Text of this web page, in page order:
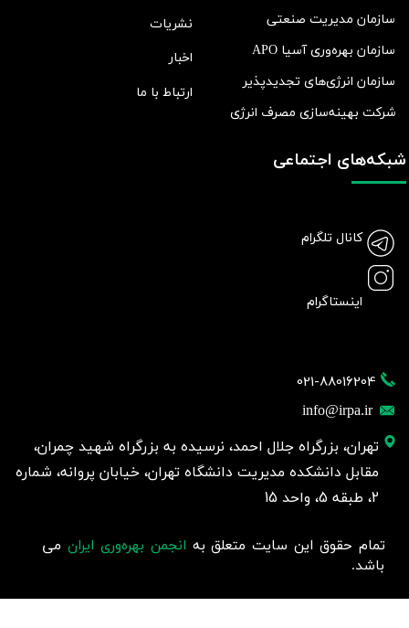
021-88016204
info@irpa.ir
تهران، بزرگراه جلال احمد، نرسیده به بزرگراه شهید چمران،
مقابل دانشکده مدیریت دانشگاه تهران، خیابان پروانه، شماره
2، طبقه 5، واحد 15
نشریات
اخبار
ارتباط با ما
سازمان مدیریت صنعتی
سازمان بهره‌وری آسیا APO
سازمان انرژی‌های تجدیدپذیر
شرکت بهينه‌سازی مصرف انرژی
شبکه‌های اجتماعی
کانال تلگرام
اینستاگرام
تمام حقوق این سایت متعلق به انجمن بهره‌وری ایران می
باشد.